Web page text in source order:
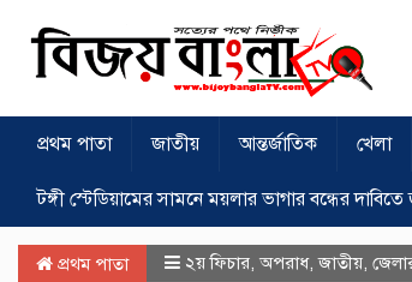
প্রথম পাতা জাতীয় আন্তর্জাতিক খেলা
টঙ্গী স্টেডিয়ামের সামনে ময়লার ভাগার বন্ধের
প্রথম পাতা ২য় ফিচার অপরাধ,জাতীয়